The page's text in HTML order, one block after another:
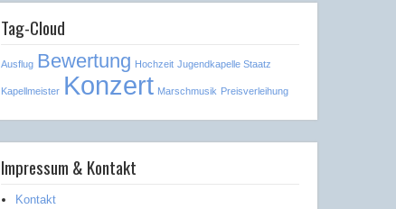
Tag-Cloud
Ausflug Bewertung Hochzeit Jugendkapelle Staatz
Kapellmeister Konzert Marschmusik Preisverleihung
Impressum & Kontakt
Kontakt